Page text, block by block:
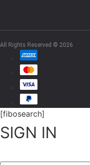
All Rights Reserved © 2026
[fibosearch]
SIGN IN